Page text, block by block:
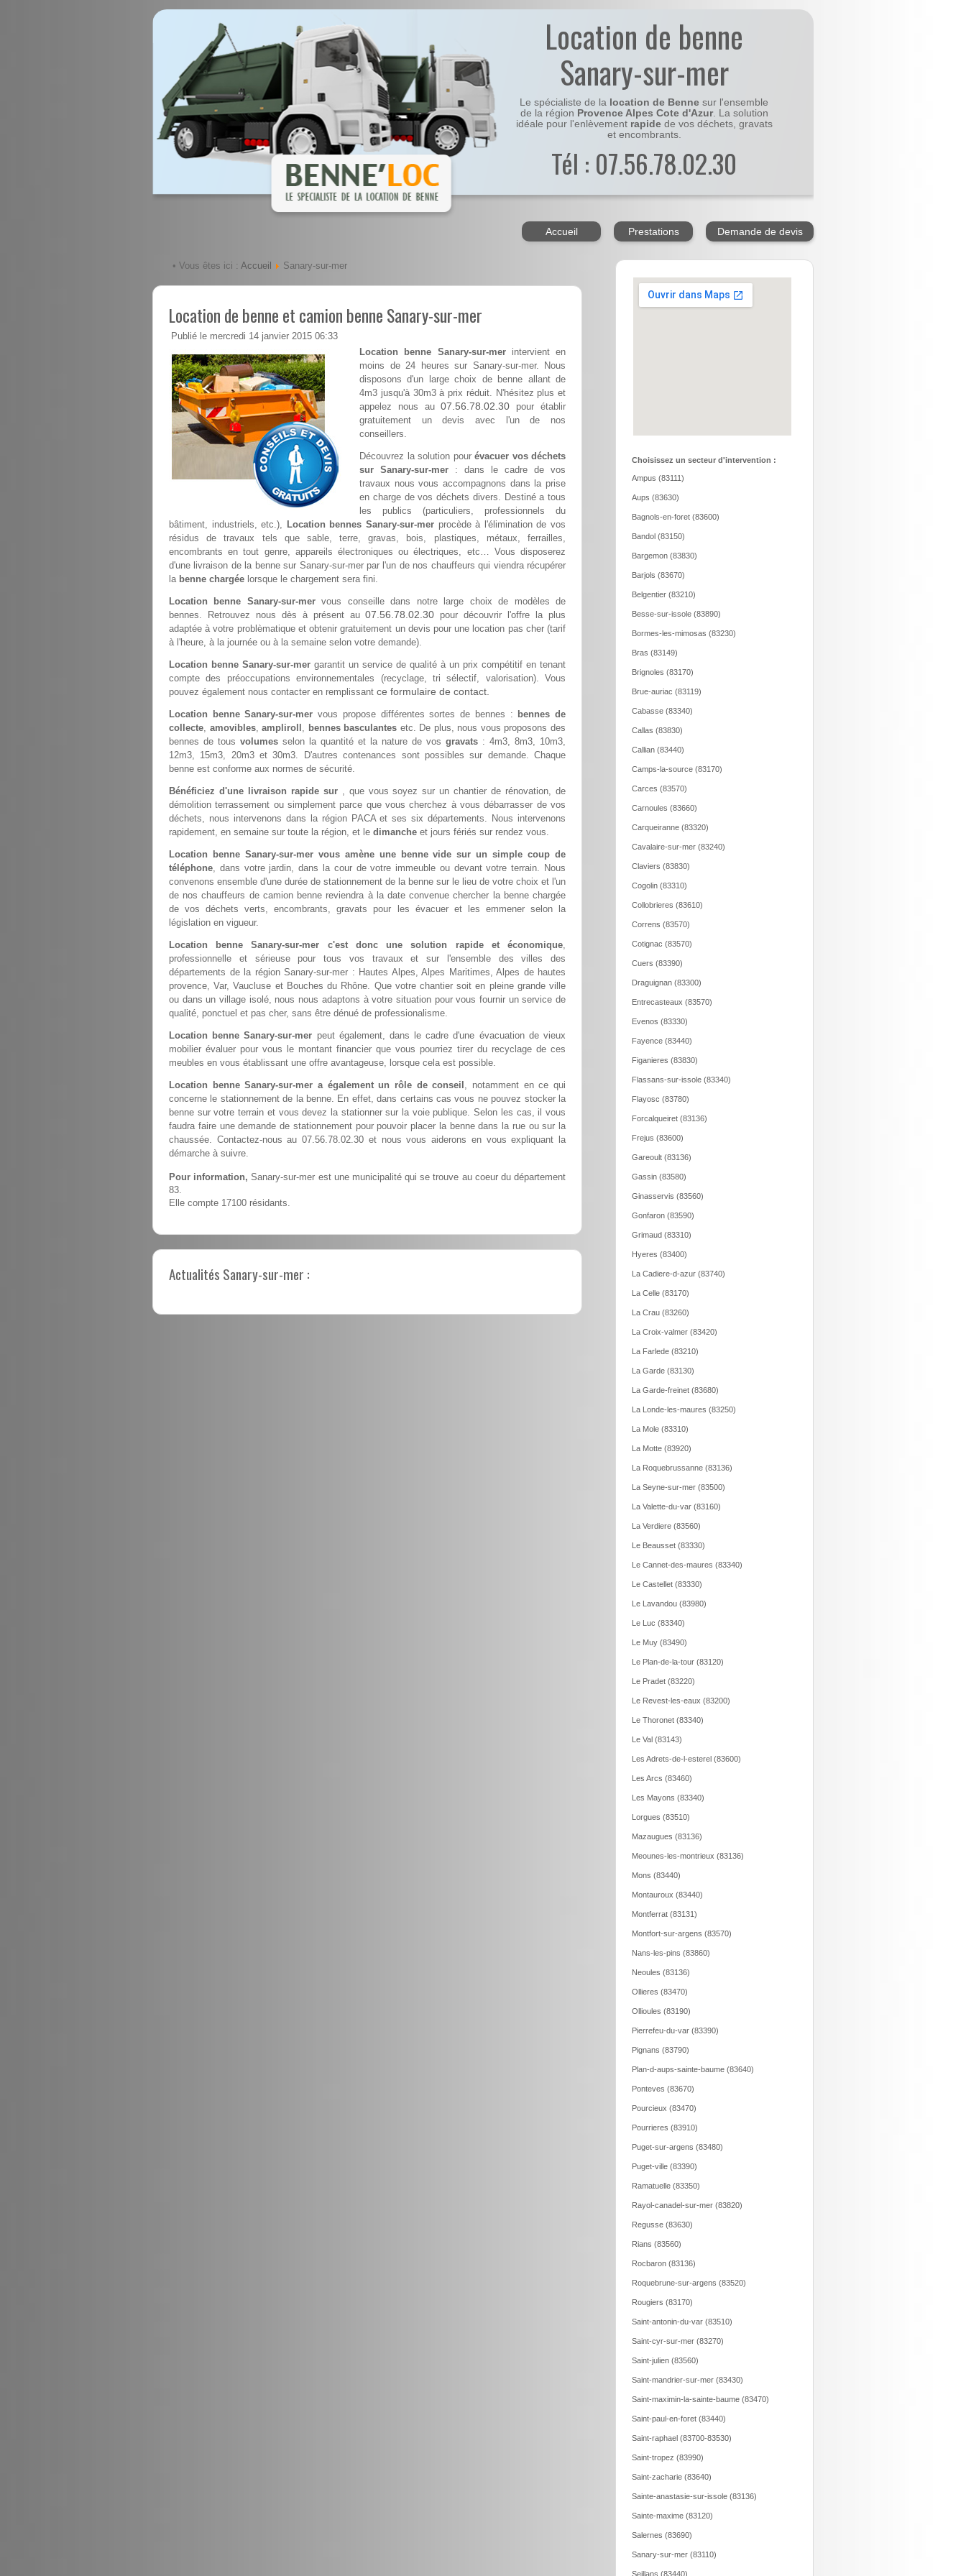
Location de benne
Sanary-sur-mer
Le spécialiste de la location de Benne sur l'ensemble
de la région Provence Alpes Cote d'Azur. La solution
idéale pour l'enlèvement rapidede vos déchets, gravats
et encombrants.
Tél : 07.56.78.02.30
Accueil Prestations Demande de devis
• Vous êtes ici : Accueil Sanary-sur-mer
Location de benne et camion benne Sanary-sur-mer
Publié le mercredi 14 janvier 2015 06:33
Location benne Sanary-sur-merintervient en
moins de 24 heures sur Sanary-sur-mer. Nous
disposons d'un large choix de benne allant de
4m3 jusqu'à 30m3 à prix réduit. N'hésitez plus et
appelez nous au07.56.78.02.30 pour établir
gratuitement un devis avec l'un de nos
conseillers.
Découvrez la solution pour évacuer vos déchets
sur Sanary-sur-mer : dans le cadre de vos
travaux nous vous accompagnons dans la prise
en charge de vos déchets divers. Destiné a tous
les publics (particuliers, professionnels du
bâtiment, industriels, etc.), Location bennes Sanary-sur-mer procède à l'élimination de vos
résidus de travaux tels que sable, terre, gravas, bois, plastiques, métaux, ferrailles,
encombrants en tout genre, appareils électroniques ou électriques, etc… Vous disposerez
d'une livraison de la benne sur Sanary-sur-mer par l'un de nos chauffeurs qui viendra récupérer
la benne chargée lorsque le chargement sera fini.
Location benne Sanary-sur-mervous conseille dans notre large choix de modèles de
bennes. Retrouvez nous dès à présent au07.56.78.02.30 pour découvrir l'offre la plus
adaptée à votre problèmatique et obtenir gratuitement un devis pour une location pas cher (tarif
à l'heure, à la journée ou à la semaine selon votre demande).
Location benne Sanary-sur-mer garantit un service de qualité à un prix compétitif en tenant
compte des préoccupations environnementales (recyclage, tri sélectif, valorisation). Vous
pouvez également nous contacter en remplissant ce formulaire de contact.
Location benne Sanary-sur-mer vous propose différentes sortes de bennes : bennes de
collecte, amovibles,ampliroll , bennes basculantes etc. De plus, nous vous proposons des
bennes de tous volumes selon la quantité et la nature de vos gravats : 4m3, 8m3, 10m3,
12m3, 15m3, 20m3 et 30m3. D'autres contenances sont possibles sur demande. Chaque
benne est conforme aux normes de sécurité.
Bénéficiez d'une livraison rapide sur , que vous soyez sur un chantier de rénovation, de
démolition terrassement ou simplement parce que vous cherchez à vous débarrasser de vos
déchets, nous intervenons dans la région PACA et ses six départements. Nous intervenons
rapidement, en semaine sur toute la région, et le dimanche et jours fériés sur rendez vous.
Location benne Sanary-sur-mer vous amène une benne vide sur un simple coup de
téléphone, dans votre jardin, dans la cour de votre immeuble ou devant votre terrain. Nous
convenons ensemble d'une durée de stationnement de la benne sur le lieu de votre choix et l'un
de nos chauffeurs de camion benne reviendra à la date convenue chercher la benne chargée
de vos déchets verts, encombrants, gravats pour les évacuer et les emmener selon la
législation en vigueur.
Location benne Sanary-sur-mer c'est donc une solution rapide et économique,
professionnelle et sérieuse pour tous vos travaux et sur l'ensemble des villes des
départements de la région Sanary-sur-mer : Hautes Alpes, Alpes Maritimes, Alpes de hautes
provence, Var, Vaucluse et Bouches du Rhône. Que votre chantier soit en pleine grande ville
ou dans un village isolé, nous nous adaptons à votre situation pour vous fournir un service de
qualité, ponctuel et pas cher, sans être dénué de professionalisme.
Location benne Sanary-sur-mer peut également, dans le cadre d'une évacuation de vieux
mobilier évaluer pour vous le montant financier que vous pourriez tirer du recyclage de ces
meubles en vous établissant une offre avantageuse, lorsque cela est possible.
Location benne Sanary-sur-mer a également un rôle de conseil , notamment en ce qui
concerne le stationnement de la benne. En effet, dans certains cas vous ne pouvez stocker la
benne sur votre terrain et vous devez la stationner sur la voie publique. Selon les cas, il vous
faudra faire une demande de stationnement pour pouvoir placer la benne dans la rue ou sur la
chaussée. Contactez-nous au 07.56.78.02.30 et nous vous aiderons en vous expliquant la
démarche à suivre.
Pour information, Sanary-sur-mer est une municipalité qui se trouve au coeur du département
83.
Elle compte 17100 résidants.
Actualités Sanary-sur-mer :
Choisissez un secteur d'intervention :
Ampus (83111)
Aups (83630)
Bagnols-en-foret (83600)
Bandol (83150)
Bargemon (83830)
Barjols (83670)
Belgentier (83210)
Besse-sur-issole (83890)
Bormes-les-mimosas (83230)
Bras (83149)
Brignoles (83170)
Brue-auriac (83119)
Cabasse (83340)
Callas (83830)
Callian (83440)
Camps-la-source (83170)
Carces (83570)
Carnoules (83660)
Carqueiranne (83320)
Cavalaire-sur-mer (83240)
Claviers (83830)
Cogolin (83310)
Collobrieres (83610)
Correns (83570)
Cotignac (83570)
Cuers (83390)
Draguignan (83300)
Entrecasteaux (83570)
Evenos (83330)
Fayence (83440)
Figanieres (83830)
Flassans-sur-issole (83340)
Flayosc (83780)
Forcalqueiret (83136)
Frejus (83600)
Gareoult (83136)
Gassin (83580)
Ginasservis (83560)
Gonfaron (83590)
Grimaud (83310)
Hyeres (83400)
La Cadiere-d-azur (83740)
La Celle (83170)
La Crau (83260)
La Croix-valmer (83420)
La Farlede (83210)
La Garde (83130)
La Garde-freinet (83680)
La Londe-les-maures (83250)
La Mole (83310)
La Motte (83920)
La Roquebrussanne (83136)
La Seyne-sur-mer (83500)
La Valette-du-var (83160)
La Verdiere (83560)
Le Beausset (83330)
Le Cannet-des-maures (83340)
Le Castellet (83330)
Le Lavandou (83980)
Le Luc (83340)
Le Muy (83490)
Le Plan-de-la-tour (83120)
Le Pradet (83220)
Le Revest-les-eaux (83200)
Le Thoronet (83340)
Le Val (83143)
Les Adrets-de-l-esterel (83600)
Les Arcs (83460)
Les Mayons (83340)
Lorgues (83510)
Mazaugues (83136)
Meounes-les-montrieux (83136)
Mons (83440)
Montauroux (83440)
Montferrat (83131)
Montfort-sur-argens (83570)
Nans-les-pins (83860)
Neoules (83136)
Ollieres (83470)
Ollioules (83190)
Pierrefeu-du-var (83390)
Pignans (83790)
Plan-d-aups-sainte-baume (83640)
Ponteves (83670)
Pourcieux (83470)
Pourrieres (83910)
Puget-sur-argens (83480)
Puget-ville (83390)
Ramatuelle (83350)
Rayol-canadel-sur-mer (83820)
Regusse (83630)
Rians (83560)
Rocbaron (83136)
Roquebrune-sur-argens (83520)
Rougiers (83170)
Saint-antonin-du-var (83510)
Saint-cyr-sur-mer (83270)
Saint-julien (83560)
Saint-mandrier-sur-mer (83430)
Saint-maximin-la-sainte-baume (83470)
Saint-paul-en-foret (83440)
Saint-raphael (83700-83530)
Saint-tropez (83990)
Saint-zacharie (83640)
Sainte-anastasie-sur-issole (83136)
Sainte-maxime (83120)
Salernes (83690)
Sanary-sur-mer (83110)
Seillans (83440)